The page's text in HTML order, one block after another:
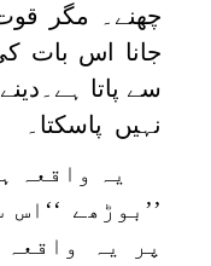
چھنے۔ مگر
جانا اس بات
سے پاتا
نہیں پاسکتا۔
یہ واقعہ
’’بوڑھے
پر یہ واقعہ